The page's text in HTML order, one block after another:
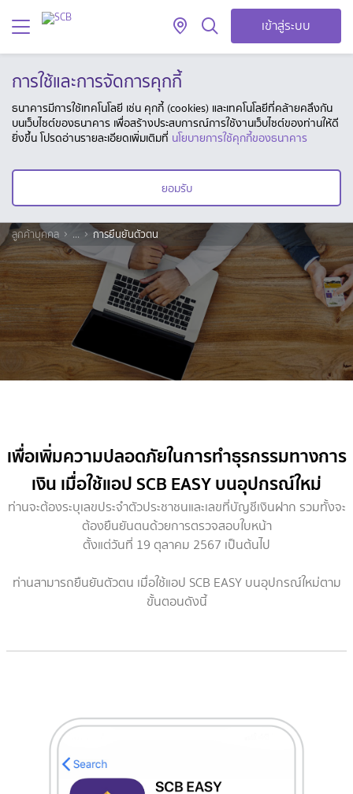
เข้าสู่ระบบ
การใช้และการจัดการคุกกี้
ธนาคารมีการใช้เทคโนโลยี เช่น คุกกี้ (cookies) และเทคโนโลยีที่คล้ายคลึงกัน
บนเว็บไซต์ของธนาคาร เพื่อสร้างประสบการณ์การใช้งานเว็บไซต์ของท่านให้ดี
ยิ่งขึ้น โปรดอ่านรายละเอียดเพิ่มเติมที่ นโยบายการใช้คุกกี้ของธนาคาร
ยอมรับ
ลูกค้าบุคคล ... การยืนยันตัวตน
เพื่อเพิ่มความปลอดภัยในการทำธุรกรรมทางการ
เงิน เมื่อใช้แอป SCB EASY บนอุปกรณ์ใหม่
ท่านจะต้องระบุเลขประจำตัวประชาชนและเลขที่บัญชีเงินฝาก รวมทั้งจะ
ต้องยืนยันตนด้วยการตรวจสอบใบหน้า
ตั้งแต่วันที่ 19 ตุลาคม 2567 เป็นต้นไป
ท่านสามารถยืนยันตัวตน เมื่อใช้แอป SCB EASY บนอุปกรณ์ใหม่ตาม
ขั้นตอนดังนี้